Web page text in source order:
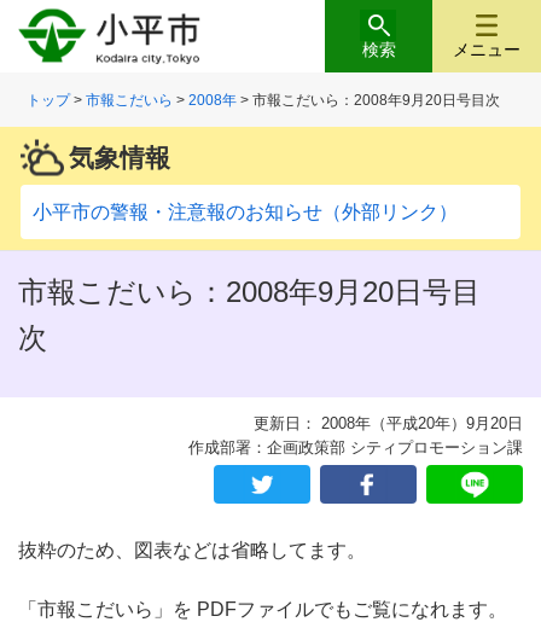
メニュー
検索
トップ>市報こだいら >2008年 > 市報こだいら：2008年9月20日号目次
気象情報
小平市の警報・注意報のお知らせ（外部リンク）
市報こだいら：2008年9月20日号目
次
更新日： 2008年（平成20年）9月20日
作成部署：企画政策部 シティプロモーション課
抜粋のため、図表などは省略してます。
「市報こだいら」を PDFファイルでもご覧になれます。